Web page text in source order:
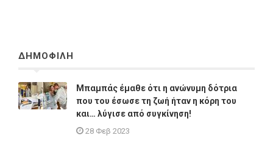
ΔΗΜΟΦΙΛΗ
Μπαμπάς έμαθε ότι η ανώνυμη δότρια
που του έσωσε τη ζωή ήταν η κόρη του
και… λύγισε από συγκίνηση!
28 Φεβ 2023